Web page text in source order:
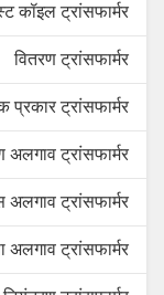
कॉइल ट्रांसफार्मर
वितरण ट्रांसफार्मर
प्रकार ट्रांसफार्मर
अलगाव ट्रांसफार्मर
अलगाव ट्रांसफार्मर
अलगाव ट्रांसफार्मर